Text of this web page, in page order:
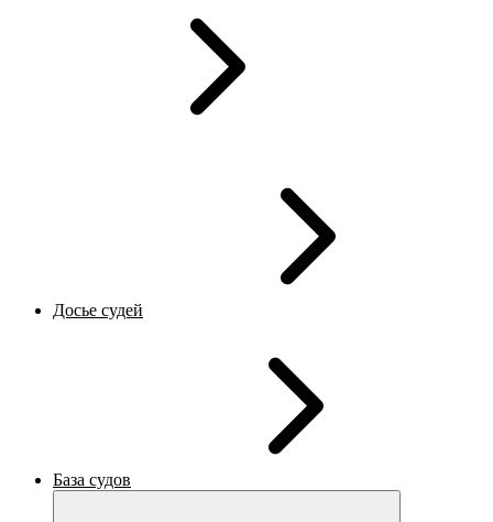
Досье судей
База судов